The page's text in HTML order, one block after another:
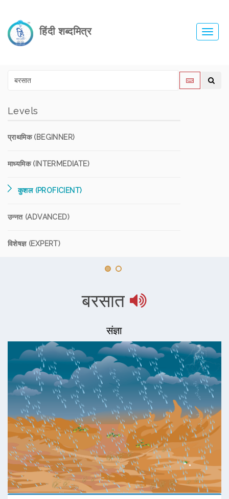
हिंदी शब्दमित्र
Levels
प्राथमिक (BEGINNER)
माध्यमिक (INTERMEDIATE)
कुशल (PROFICIENT)
उन्नत (ADVANCED)
विशेषज्ञ (EXPERT)
बरसात
संज्ञा